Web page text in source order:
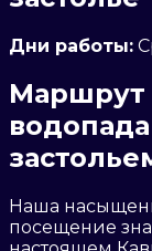
Дни работы:
Маршрут
Наша
посещение